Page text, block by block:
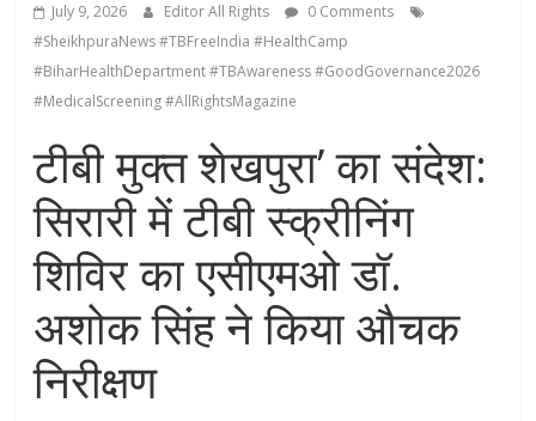
July 9, 2026 Editor All Rights
0 Comments
#SheikhpuraNews #TBFreeIndia #HealthCamp
#BiharHealthDepartment #TBAwareness #GoodGovernance2026
#MedicalScreening #AllRightsMagazine
टीबी मुक्त शेखपुरा’ का संदेश:
सिरारी में टीबी स्क्रीनिंग
शिविर का एसीएमओ डॉ.
अशोक सिंह ने किया औचक
निरीक्षण